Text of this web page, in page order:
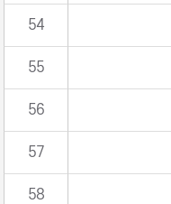
54
55
56
57
58